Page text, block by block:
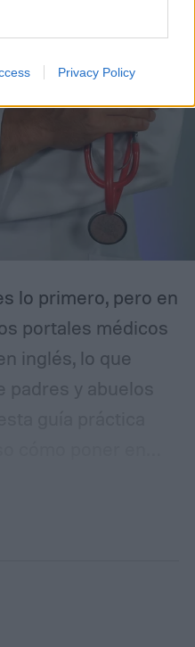
Privacy Policy
lo primero, pero en
portales médicos
inglés, lo que
padres y abuelos
de pacientes
apps populares